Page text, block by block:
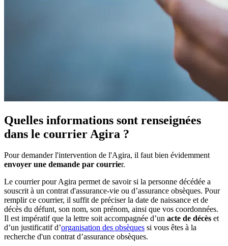
Quelles informations sont renseignées
dans le courrier Agira ?
Pour demander l'intervention de l'Agira, il faut bien évidemment
envoyer une demande par courrier.
Le courrier pour Agira permet de savoir si la personne décédée a
souscrit à un contrat d'assurance-vie ou d’assurance obsèques. Pour
remplir ce courrier, il suffit de préciser la date de naissance et de
décès du défunt, son nom, son prénom, ainsi que vos coordonnées.
Il est impératif que la lettre soit accompagnée d’un acte de décès et
d’un justificatif d’organisation des obsèques si vous êtes à la
recherche d'un contrat d’assurance obsèques.